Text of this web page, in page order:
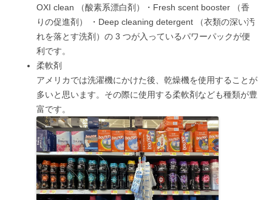
OXI clean （酸素系漂白剤）・Fresh scent booster （香
りの促進剤） ・Deep cleaning detergent （衣類の深い汚
れを落とす洗剤）の 3 つが入っているパワーパックが便
利です。
柔軟剤
アメリカでは洗濯機にかけた後、乾燥機を使用することが
多いと思います。その際に使用する柔軟剤なども種類が豊
富です。